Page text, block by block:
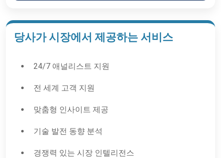
당사가 시장에서 제공하는 서비스
24/7 애널리스트 지원
전 세계 고객 지원
맞춤형 인사이트 제공
기술 발전 동향 분석
경쟁력 있는 시장 인텔리전스